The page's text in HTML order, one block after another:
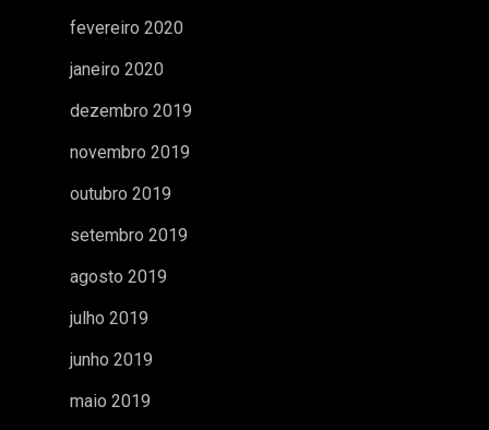
fevereiro 2020
janeiro 2020
dezembro 2019
novembro 2019
outubro 2019
setembro 2019
agosto 2019
julho 2019
junho 2019
maio 2019